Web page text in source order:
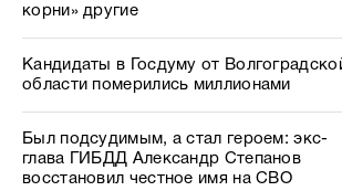
корни» другие
Кандидаты в Госдуму от
области померились миллионами
Был подсудимым, а стал героем: экс-
глава ГИБДД Александр Степанов
восстановил честное имя на СВО